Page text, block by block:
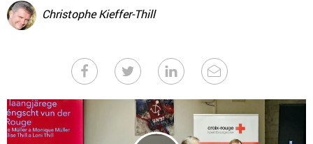
Christophe Kieffer-Thill